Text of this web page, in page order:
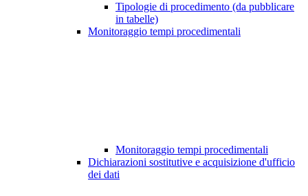
Tipologie di procedimento (da pubblicare
in tabelle)
Monitoraggio tempi procedimentali
Monitoraggio tempi procedimentali
Dichiarazioni sostitutive e acquisizione d'ufficio
dei dati